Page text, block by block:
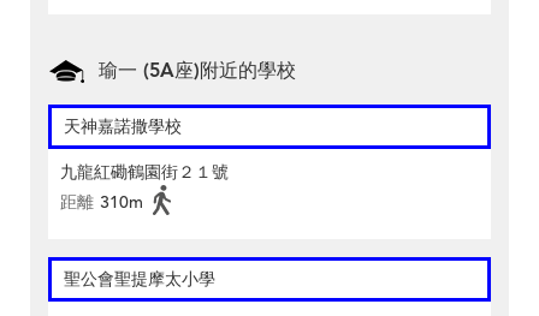
瑜一 (5A座)附近的學校
天神嘉諾撒學校
九龍紅磡鶴園街２１號
距離 310m
聖公會聖提摩太小學